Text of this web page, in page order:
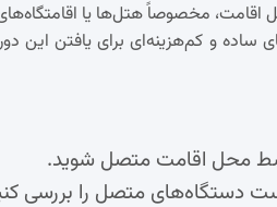
مخصوصاً هتل‌ها یا
ساده و کم‌هزینه‌ای برای یافتن این